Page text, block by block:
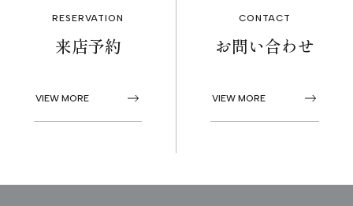
RESERVATION
来店予約
VIEW MORE
CONTACT
お問い合わせ
VIEW MORE